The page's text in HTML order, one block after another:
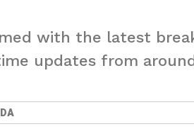
with the latest
updates from